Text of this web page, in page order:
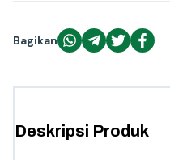
Bagikan
Deskripsi Produk